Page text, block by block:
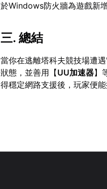
於Windows防火牆為遊戲新
三. 總結
當你在逃離塔科夫競技場遭
狀態，並善用【UU加速器】
得穩定網路支援後，玩家便